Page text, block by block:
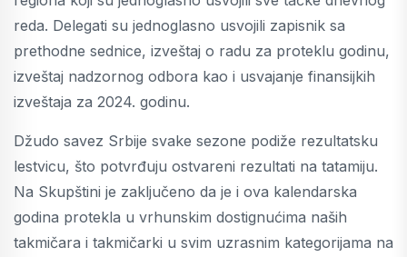
reda. Delegati su jednoglasno usvojili zapisnik sa
prethodne sednice, izveštaj o radu za proteklu godinu,
izveštaj nadzornog odbora kao i usvajanje finansijkih
izveštaja za 2024. godinu.
Džudo savez Srbije svake sezone podiže rezultatsku
lestvicu, što potvrđuju ostvareni rezultati na tatamiju.
Na Skupštini je zaključeno da je i ova kalendarska
godina protekla u vrhunskim dostignućima naših
takmičara i takmičarki u svim uzrasnim kategorijama na